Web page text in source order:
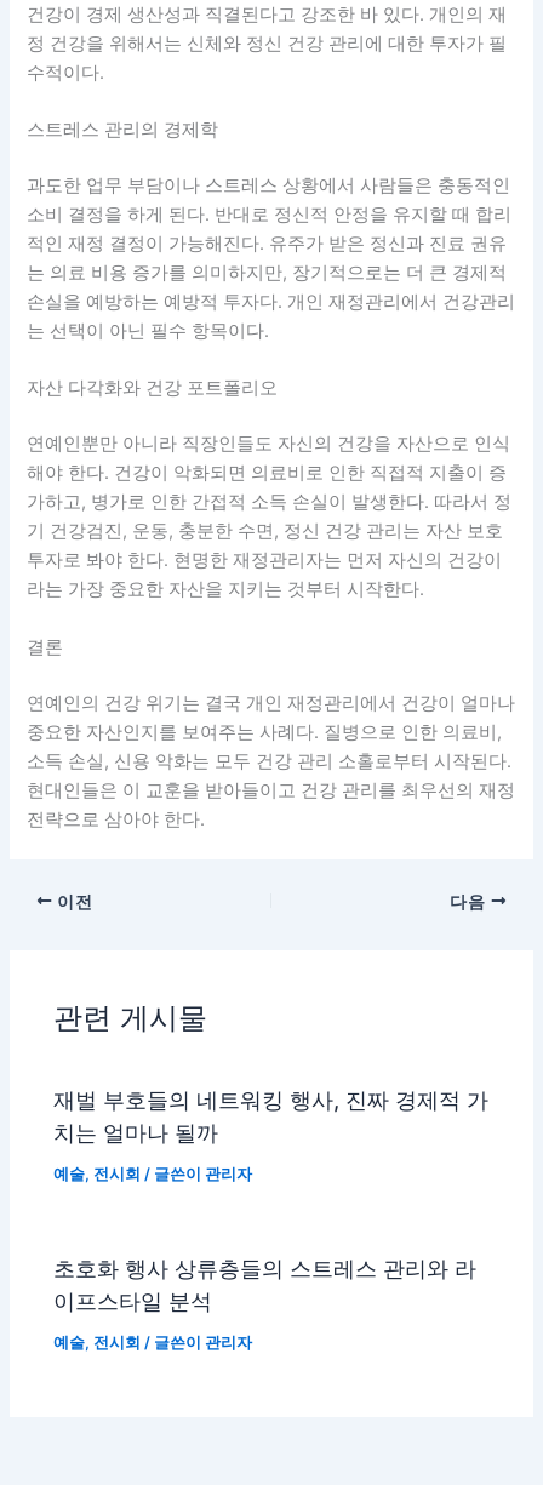
건강이 경제 생산성과 직결된다고 강조한 바 있다. 개인의 재
정 건강을 위해서는 신체와 정신 건강 관리에 대한 투자가 필
수적이다.
스트레스 관리의 경제학
과도한 업무 부담이나 스트레스 상황에서 사람들은 충동적인
소비 결정을 하게 된다. 반대로 정신적 안정을 유지할 때 합리
적인 재정 결정이 가능해진다. 유주가 받은 정신과 진료 권유
는 의료 비용 증가를 의미하지만, 장기적으로는 더 큰 경제적
손실을 예방하는 예방적 투자다. 개인 재정관리에서 건강관리
는 선택이 아닌 필수 항목이다.
자산 다각화와 건강 포트폴리오
연예인뿐만 아니라 직장인들도 자신의 건강을 자산으로 인식
해야 한다. 건강이 악화되면 의료비로 인한 직접적 지출이 증
가하고, 병가로 인한 간접적 소득 손실이 발생한다. 따라서 정
기 건강검진, 운동, 충분한 수면, 정신 건강 관리는 자산 보호
투자로 봐야 한다. 현명한 재정관리자는 먼저 자신의 건강이
라는 가장 중요한 자산을 지키는 것부터 시작한다.
결론
연예인의 건강 위기는 결국 개인 재정관리에서 건강이 얼마나
중요한 자산인지를 보여주는 사례다. 질병으로 인한 의료비,
소득 손실, 신용 악화는 모두 건강 관리 소홀로부터 시작된다.
현대인들은 이 교훈을 받아들이고 건강 관리를 최우선의 재정
전략으로 삼아야 한다.
이전 다음
관련 게시물
재벌 부호들의 네트워킹 행사, 진짜 경제적 가
치는 얼마나 될까
예술, 전시회 / 글쓴이관리자
초호화 행사 상류층들의 스트레스 관리와 라
이프스타일 분석
예술, 전시회 / 글쓴이관리자